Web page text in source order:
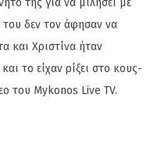
της για να μιλήσει με
του δεν τον άφησαν να
και Χριστίνα ήταν
το είχαν ρίξει στο κους-
του Mykonos Live TV.